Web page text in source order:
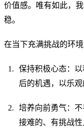
价值感。唯有如此，
稳。
在当下充满挑战的环
保持积极心态：
后的机遇，以乐观
培养向前勇气：
接难的、有挑战性